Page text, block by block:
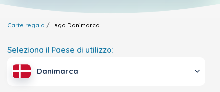
Carte regalo Lego Danimarca
Seleziona il Paese di utilizzo:
Danimarca